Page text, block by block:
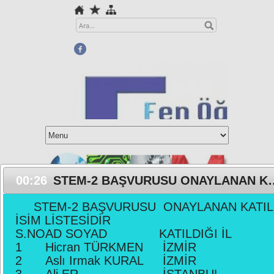
Science Teachers Association
2017 yılı ilköğretim okulları (ilkokul ve
ortaokul Fen Bilimleri öğretim
00:25 STEM-2 BAŞVURUSU ONAYLANAN KATILIMCI İSİM LİSTESİDİR
STEM-2 BAŞVURUSU ONAYLANAN
İSİM LİSTESİDİR
S.NOAD SOYAD
KATILDIĞI İL
1
Hicran TÜRKMEN
İZMİR
2
Aslı Irmak KURAL
İZMİR